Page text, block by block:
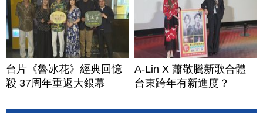
台片《魯冰花》經典回憶
殺 37周年重返大銀幕
A-Lin X 蕭敬騰新歌合體
台東跨年有新進度？